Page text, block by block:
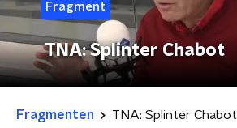
Fragment
TNA: Splinter Chabot
Fragmenten TNA: Splinter Chabot